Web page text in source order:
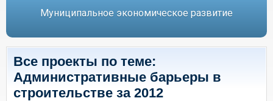
Муниципальное экономическое развитие
Все проекты по теме:
Административные барьеры в
строительстве за 2012